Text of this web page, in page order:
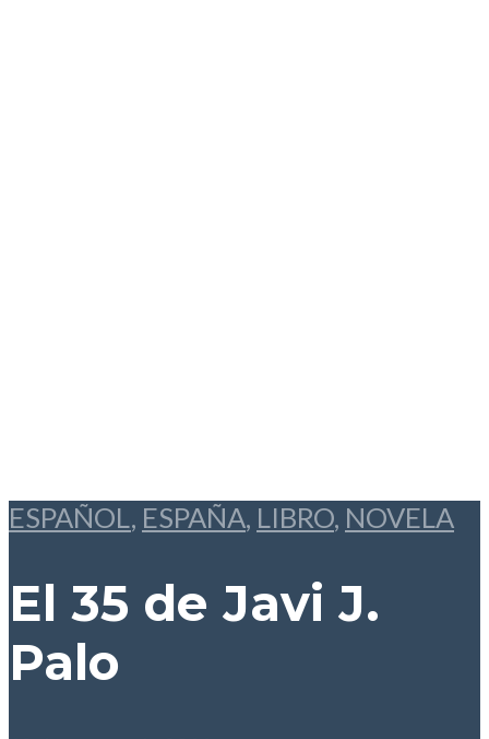
ESPAÑOL, ESPAÑA, LIBRO, NOVELA
El 35 de Javi J.
Palo